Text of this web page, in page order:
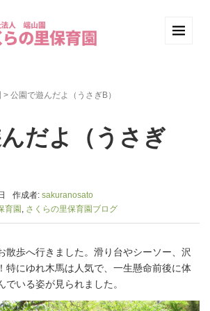
> 公園で遊んだよ（うさぎB）
だよ（うさぎ
作成者: sakuranosato
育園 , さくらの里保育園ブログ
散歩へ行きました。滑り台やシーソー、沢
特にゆれ木馬は人気で、一生懸命前後に体
でいる姿が見られました。